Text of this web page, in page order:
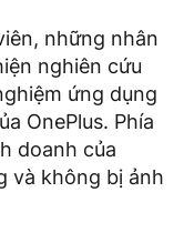
những nhân
nghiên cứu
ứng dụng
OnePlus. Phía
doanh của
và không bị ảnh